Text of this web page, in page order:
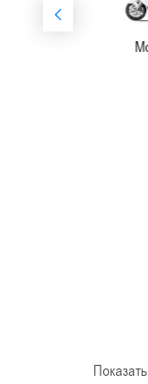
Показать